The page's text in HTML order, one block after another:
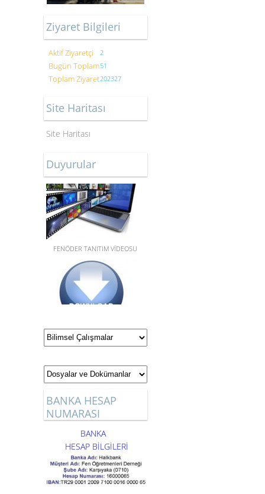
Ziyaret Bilgileri
Aktif Ziyaretçi 2
Bugün Toplam51
Toplam Ziyaret202327
Site Haritası
Site Haritası
Duyurular
FENÖDER TANITIM VİDEOSU
YILLIK VE ÜNİTELENDİRİLMİŞ
PLANLAR,STEM GÜNLÜK
SORULARI,DOSYA VE
BANKA HESAP
NUMARASI
BANKA
HESAP BİLGİLERİ